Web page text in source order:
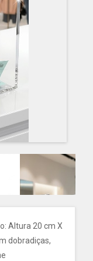
Altura 20 cm X
dobradiças,